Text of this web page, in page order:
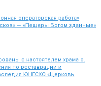
операторская работа»
— «Пещеры Богом зданные»
с настоятелем храма о.
по реставрации и
ЮНЕСКО «Церковь